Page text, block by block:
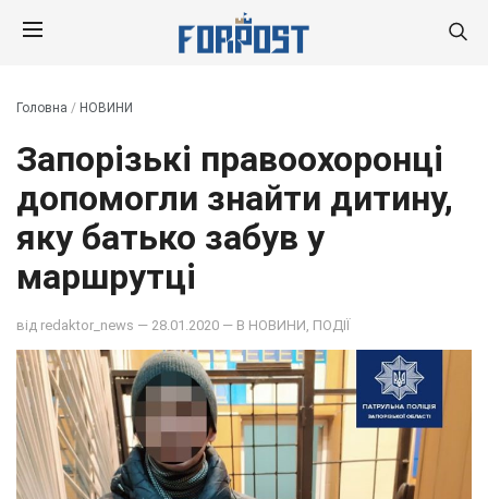
Головна / НОВИНИ
Запорізькі правоохоронці
допомогли знайти дитину,
яку батько забув у
маршрутці
від redaktor_news — 28.01.2020 — В НОВИНИ ПОДІЇ